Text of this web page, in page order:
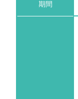
期間